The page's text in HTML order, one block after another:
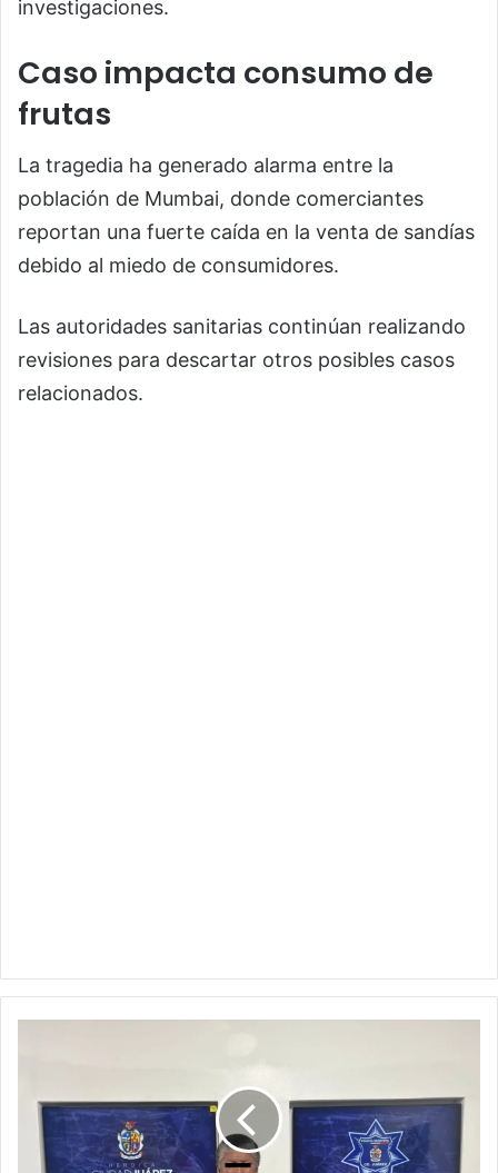
investigaciones.
Caso impacta consumo de
frutas
La tragedia ha generado alarma entre la
población de Mumbai, donde comerciantes
reportan una fuerte caída en la venta de sandías
debido al miedo de consumidores.
Las autoridades sanitarias continúan realizando
revisiones para descartar otros posibles casos
relacionados.
acusada
g0lpe4r